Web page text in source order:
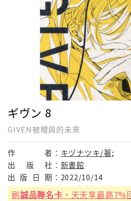
ギヴン 8
GIVEN被贈與的未來
作 者： キヅナツキ/著;
出
版 社： 新書館
出 版 日 期： 2022/10/14
刷誠品聯名卡 ，天天享最高7%